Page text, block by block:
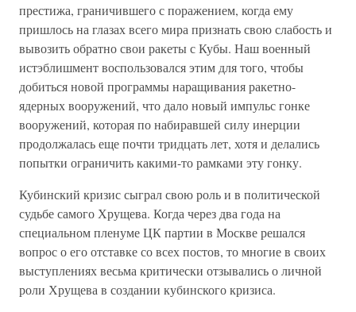
престижа, граничившего с поражением, когда ему
пришлось на глазах всего мира признать свою слабость и
вывозить обратно свои ракеты с Кубы. Наш военный
истэблишмент воспользовался этим для того, чтобы
добиться новой программы наращивания ракетно-
ядерных вооружений, что дало новый импульс гонке
вооружений, которая по набиравшей силу инерции
продолжалась еще почти тридцать лет, хотя и делались
попытки ограничить какими-то рамками эту гонку.
Кубинский кризис сыграл свою роль и в политической
судьбе самого Хрущева. Когда через два года на
специальном пленуме ЦК партии в Москве решался
вопрос о его отставке со всех постов, то многие в своих
выступлениях весьма критически отзывались о личной
роли Хрущева в создании кубинского кризиса.